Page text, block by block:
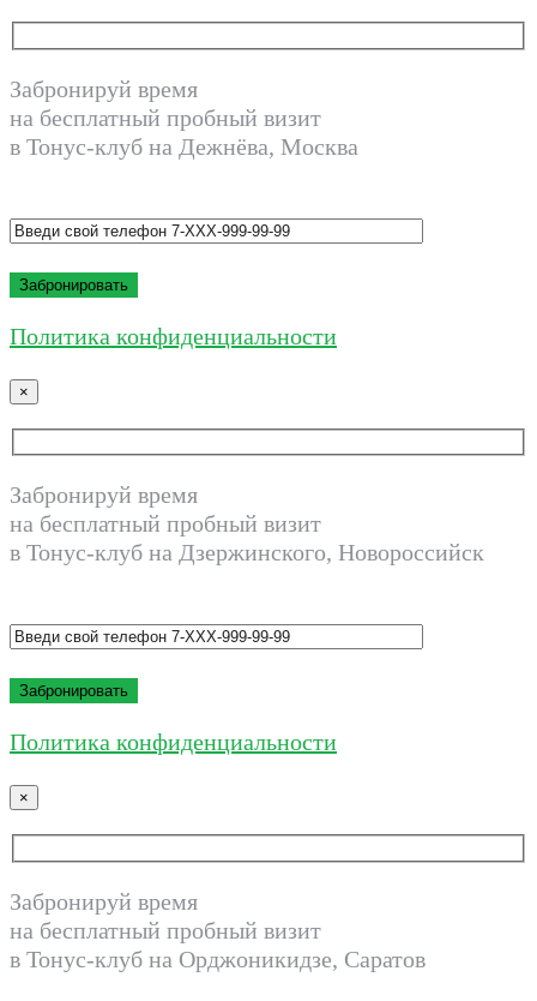
Забронируй время
на бесплатный пробный визит
в Тонус-клуб на Дежнёва, Москва
Политика конфиденциальности
×
Забронируй время
на бесплатный пробный визит
в Тонус-клуб на Дзержинского, Новороссийск
Политика конфиденциальности
×
Забронируй время
на бесплатный пробный визит
в Тонус-клуб на Орджоникидзе, Саратов